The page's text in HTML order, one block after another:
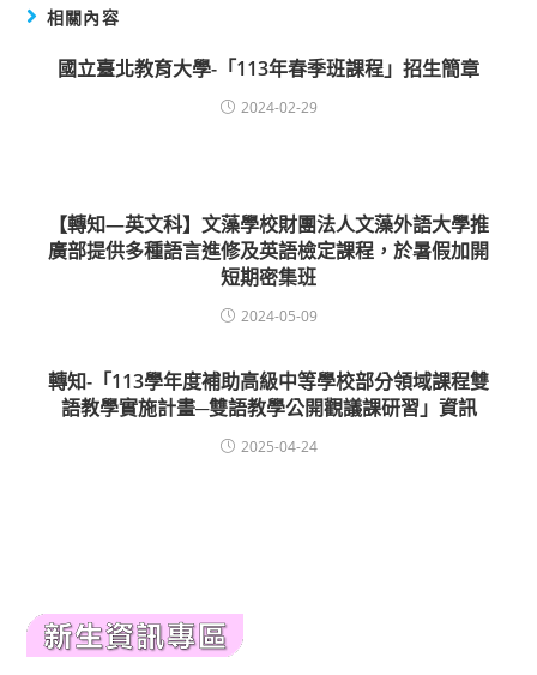
相關內容
國立臺北教育大學-「113年春季班課程」招生簡章
2024-02-29
【轉知—英文科】文藻學校財團法人文藻外語大學推
廣部提供多種語言進修及英語檢定課程，於暑假加開
短期密集班
2024-05-09
轉知-「113學年度補助高級中等學校部分領域課程雙
語教學實施計畫─雙語教學公開觀議課研習」資訊
2025-04-24